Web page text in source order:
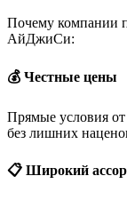
Почему компании
АйДжиСи:
💰 Честные цены
Прямые условия
без лишних
📋 Широкий